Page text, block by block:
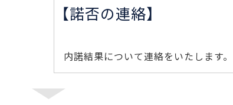
【諾否の連絡】
内諾結果について連絡をいたします。